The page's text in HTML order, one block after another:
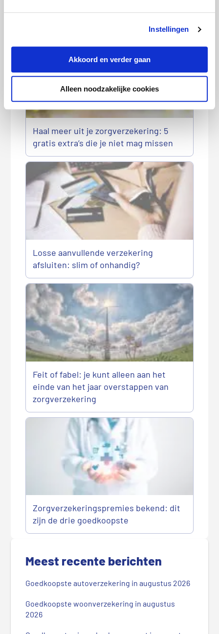
Instellingen
Akkoord en verder gaan
Alleen noodzakelijke cookies
Haal meer uit je zorgverzekering: 5
gratis extra’s die je niet mag missen
Losse aanvullende verzekering
afsluiten: slim of onhandig?
Feit of fabel: je kunt alleen aan het
einde van het jaar overstappen van
zorgverzekering
Zorgverzekeringspremies bekend: dit
zijn de drie goedkoopste
Meest recente berichten
Goedkoopste autoverzekering in augustus 2026
Goedkoopste woonverzekering in augustus
2026